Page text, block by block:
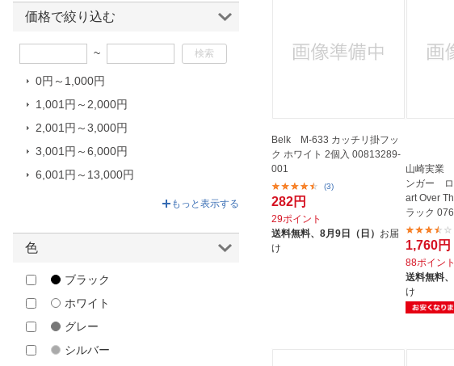
Belk M-633 カッチリ掛フッ
ク ホワイト 2個入 00813289-
001
(3)
282円
29ポイント
送料無料、 8月9日（日） お届
け
山崎実業
ンガー
art Over
ラック
1,760円
88ポイント
送料無料、
け
NEGUROSU DENKO｜ネグロス電
工
PEGUET｜ピゲ
アラオ｜ARAO
アロン化成｜ARONKASEI
アーム産業｜ARM
イマオコーポレーション｜IMAO
エス・エス興商
価格で絞り込む
~
0円～1,000円
1,001円～2,000円
2,001円～3,000円
3,001円～6,000円
6,001円～13,000円
もっと表示する
色
ブラック
ホワイト
グレー
シルバー